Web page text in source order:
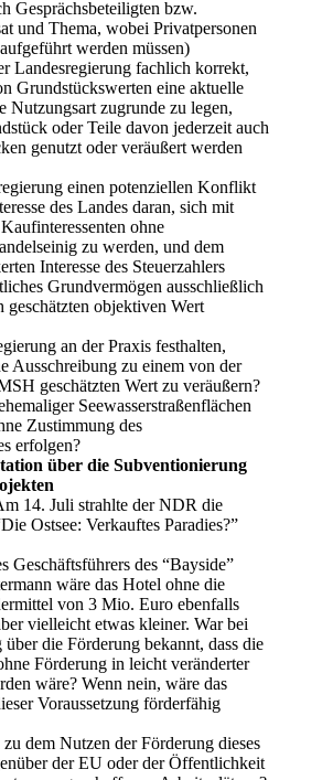
Gesprächsbeteiligten bzw.
und Thema, wobei Privatpersonen
werden müssen)
Landesregierung fachlich korrekt,
Grundstückswerten eine aktuelle
Nutzungsart zugrunde zu legen,
oder Teile davon jederzeit auch
genutzt oder veräußert werden
einen potenziellen Konflikt
des Landes daran, sich mit
ohne
zu werden, und dem
Interesse des Steuerzahlers
Grundvermögen ausschließlich
geschätzten objektiven Wert
an der Praxis festhalten,
Ausschreibung zu einem von der
geschätzten Wert zu veräußern?
Seewasserstraßenflächen
Zustimmung des
erfolgen?
über die Subventionierung
14. Juli strahlte der NDR die
Ostsee: Verkauftes Paradies?”
Geschäftsführers des “Bayside”
wäre das Hotel ohne die
von 3 Mio. Euro ebenfalls
vielleicht etwas kleiner. War bei
über die Förderung bekannt, dass die
Förderung in leicht veränderter
wäre? Wenn nein, wäre das
Voraussetzung förderfähig
dem Nutzen der Förderung dieses
der EU oder der Öffentlichkeit